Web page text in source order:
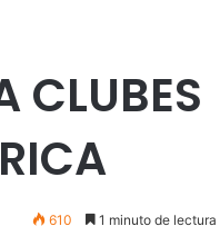
CLUBES
610 1 minuto de lectura